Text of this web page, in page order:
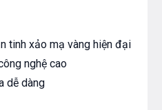
tinh xảo mạ vàng hiện đại
nghệ cao
dễ dàng